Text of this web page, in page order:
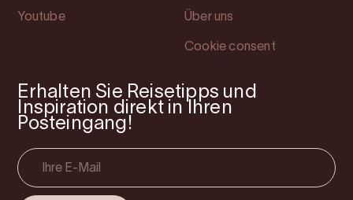
Youtube Über uns
Cookie consent
Erhalten Sie Reisetipps und
Inspiration direkt in Ihren
Posteingang!